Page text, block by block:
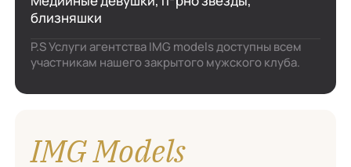
IMG Models
близняшки
P.S Услуги агентства IMG models доступны всем
участникам нашего закрытого мужского клуба.